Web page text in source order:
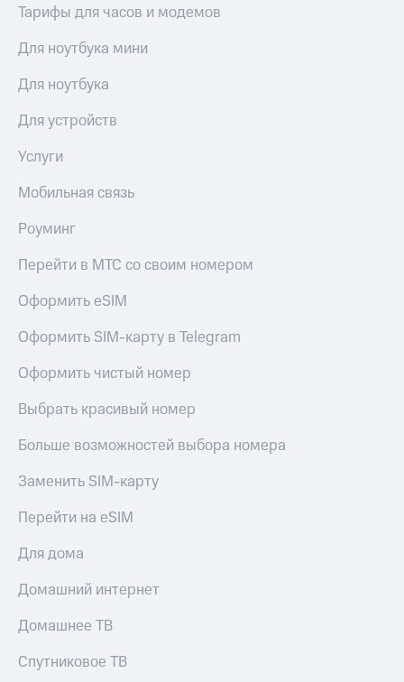
Тарифы для часов и модемов
Для ноутбука мини
Для ноутбука
Для устройств
Услуги
Мобильная связь
Роуминг
Перейти в МТС со своим номером
Оформить eSIM
Оформить SIM-карту в Telegram
Оформить чистый номер
Выбрать красивый номер
Больше возможностей выбора номера
Заменить SIM-карту
Перейти на eSIM
Для дома
Домашний интернет
Домашнее ТВ
Спутниковое ТВ